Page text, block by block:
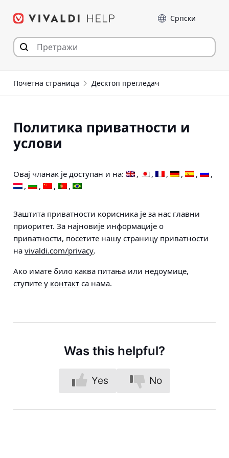
Језик
Почетна страница Десктоп прегледач
Политика приватности и
услови
Овај чланак је доступан и на:
Заштита приватности корисника је за нас главни
приоритет. За најновије информације о
приватности, посетите нашу страницу приватности
на vivaldi.com/privacy.
Ако имате било каква питања или недоумице,
ступите у контакт са нама.
Was this helpful?
Yes No